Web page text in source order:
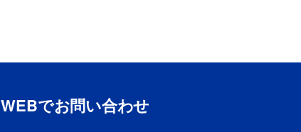
WEBでお問い合わせ